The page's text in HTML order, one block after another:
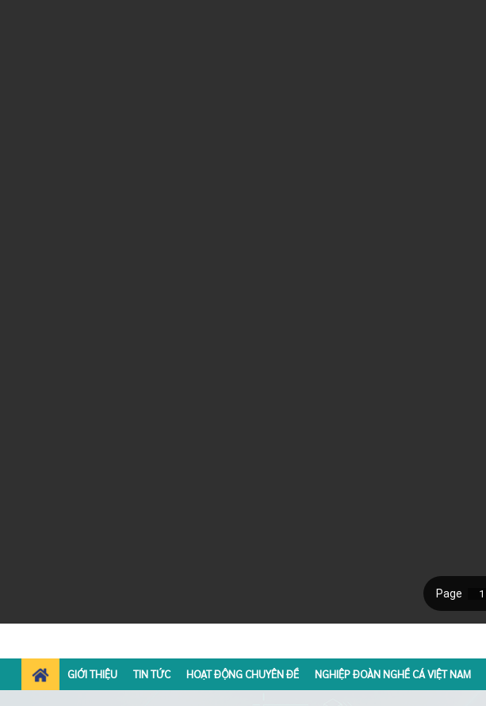
GIỚI THIỆU TIN TỨC HOẠT ĐỘNG CHUYÊN ĐỀ NGHIỆP ĐOÀN NGHỀ CÁ VIỆT NAM